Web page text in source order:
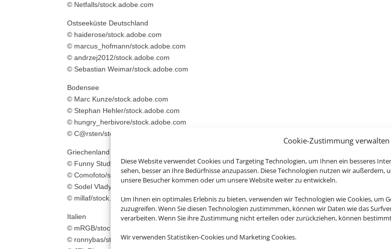
Cookie-Zustimmung verwalten
Diese Website verwendet Cookies und Targeting Technologien, um Ihnen ein besseres
sehen, besser an Ihre Bedürfnisse anzupassen. Diese Technologien nutzen wir außerdem,
unsere Besucher kommen oder um unsere Website weiter zu entwickeln.
Um Ihnen ein optimales Erlebnis zu bieten, verwenden wir Technologien wie Cookies,
zuzugreifen. Wenn Sie diesen Technologien zustimmmen, können wir Daten wie das
verarbeiten. Wenn Sie ihre Zustimmung nicht erteilen oder zurückziehen, können
Wir verwenden Statistiken-Cookies und Marketing Cookies.
© Netfalls/stock.adobe.com
Ostseeküste Deutschland
© haiderose/stock.adobe.com
© marcus_hofmann/stock.adobe.com
© andrzej2012/stock.adobe.com
© Sebastian Weimar/stock.adobe.com
Bodensee
© Marc Kunze/stock.adobe.com
© Stephan Hehler/stock.adobe.com
© hungry_herbivore/stock.adobe.com
© C@rsten/stock.adobe.com
Griechenland
© Funny Studio/stock.adobe.com
© Comofoto/stock.adobe.com
© Sodel Vladyslav/stock.adobe.com
© millaf/stock.adobe.com
Italien
© mRGB/stock.adobe.com
© ronnybas/stock.adobe.com